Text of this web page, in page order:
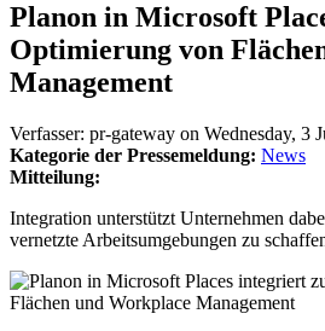
Planon in Microsoft
Optimierung von
Management
Verfasser: pr-gateway on Wednesday, 3
Kategorie der Pressemeldung: News
Mitteilung:
Integration unterstützt Unternehmen
vernetzte Arbeitsumgebungen zu